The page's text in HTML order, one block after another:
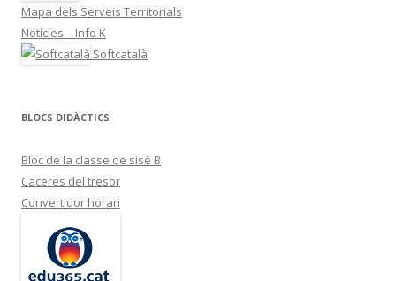
Mapa dels Serveis Territorials
Notícies – Info K
Softcatalà
BLOCS DIDÀCTICS
Bloc de la classe de sisè B
Caceres del tresor
Convertidor horari